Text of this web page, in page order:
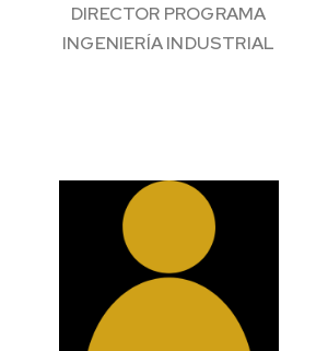
DIRECTOR PROGRAMA
INGENIERÍA INDUSTRIAL